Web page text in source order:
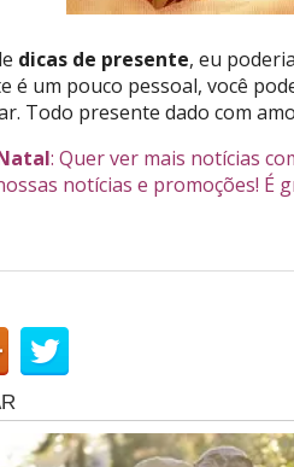
dicas de presente, eu
é um pouco pessoal, você
Todo presente dado com
: Quer ver mais notícias
notícias e promoções! É